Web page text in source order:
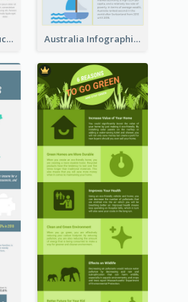
Clothing Store Structure Infographic Australia Infographic